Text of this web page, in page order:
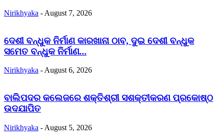
Nirikhyaka - August 7, 2026
ଦେଶୀ ବନ୍ଧୁକ ନିର୍ମାଣ କାରଖାନା ଠାବ, ଦୁଇ ଦେଶୀ ବନ୍ଧୁକ
ସମେତ ବନ୍ଧୁକ ନିର୍ମାଣ...
Nirikhyaka - August 6, 2026
ବାଲିପଦର କଲେଜରେ ଶକ୍ତିଶ୍ରୀ ସଶକ୍ତୀକରଣ ପ୍ରକୋଷ୍ଠ
ଉଦଯାପିତ
Nirikhyaka - August 5, 2026